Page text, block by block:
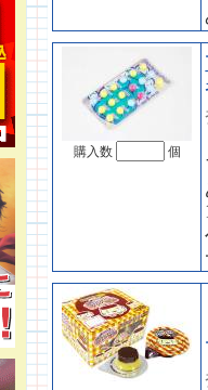
購入数 個